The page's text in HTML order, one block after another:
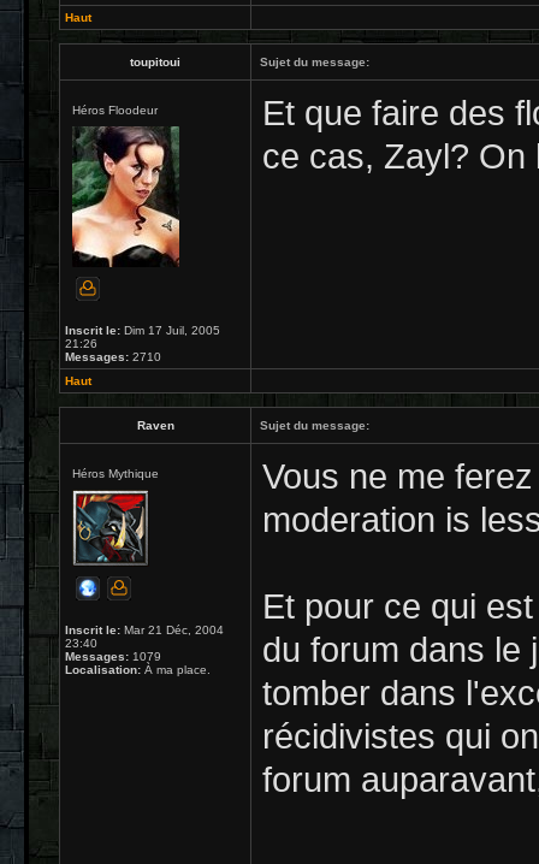
Haut
toupitoui Sujet du message:
Héros Floodeur
Inscrit le: Dim 17 Juil, 2005
21:26
Messages: 2710
Et que faire des
ce cas, Zayl?
Haut
Raven Sujet du message:
Héros Mythique
Inscrit le: Mar 21 Déc, 2004
23:40
Messages: 1079
Localisation: À ma place.
Vous ne me
moderation is
Et pour ce qui
du forum dans le
tomber dans
récidivistes qui
forum